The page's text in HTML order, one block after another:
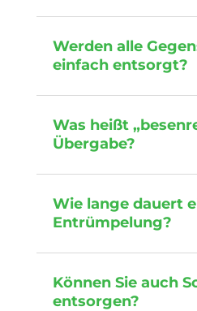
Werden alle
einfach entsorgt?
Was heißt
Übergabe?
Wie lange dauert
Entrümpelung?
Können Sie auch
entsorgen?